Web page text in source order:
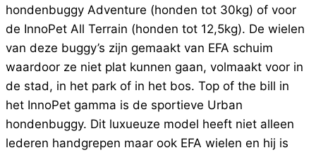
hondenbuggy Adventure (honden tot 30kg) of voor
de InnoPet All Terrain (honden tot 12,5kg). De wielen
van deze buggy’s zijn gemaakt van EFA schuim
waardoor ze niet plat kunnen gaan, volmaakt voor in
de stad, in het park of in het bos. Top of the bill in
het InnoPet gamma is de sportieve Urban
hondenbuggy. Dit luxueuze model heeft niet alleen
lederen handgrepen maar ook EFA wielen en hij is